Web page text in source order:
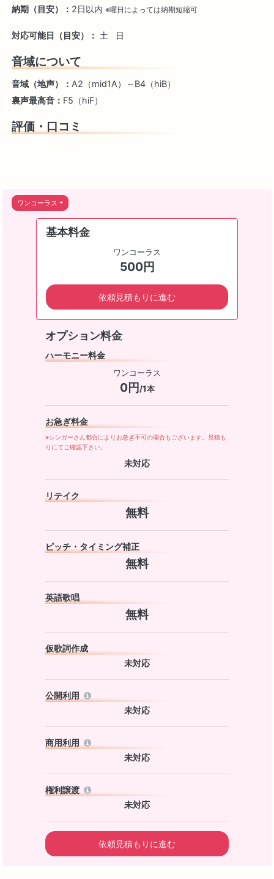
納期（目安）： 2日以内 ※曜日によっては納期短縮可
対応可能日（目安）： 土 日
音域について
音域（地声）： A2（mid1A）～B4（hiB）
裏声最高音： F5（hiF）
評価・口コミ
ワンコーラス
基本料金
ワンコーラス
500円
依頼見積もりに進む
オプション料金
ハーモニー料金
ワンコーラス
0円/1本
お急ぎ料金
※シンガーさん都合によりお急ぎ不可の場合もございます。見積も
りにてご確認下さい。
未対応
リテイク
無料
ピッチ・タイミング補正
無料
英語歌唱
無料
仮歌詞作成
未対応
公開利用
未対応
商用利用
未対応
権利譲渡
未対応
依頼見積もりに進む